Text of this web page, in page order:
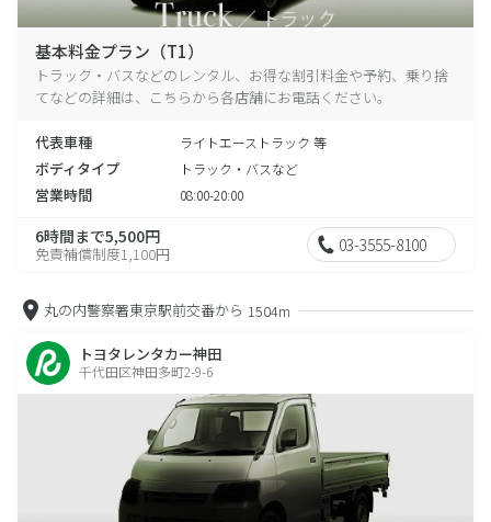
基本料金プラン（T1）
トラック・バスなどのレンタル、お得な割引料金や予約、乗り捨
てなどの詳細は、こちらから各店舗にお電話ください。
代表車種 ライトエーストラック 等
ボディタイプ トラック・バスなど
営業時間 08:00-20:00
6時間まで5,500円
免責補償制度1,100円 03-3555-8100
丸の内警察署東京駅前交番から 1504m
トヨタレンタカー神田
千代田区神田多町2-9-6